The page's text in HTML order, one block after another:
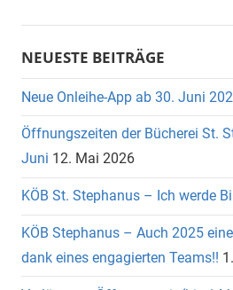
NEUESTE BEITRÄGE
Neue Onleihe-App ab 30. Juni
Öffnungszeiten der Bücherei St.
Juni 12. Mai 2026
KÖB St. Stephanus – Ich werde
KÖB Stephanus – Auch 2025
dank eines engagierten Teams!!